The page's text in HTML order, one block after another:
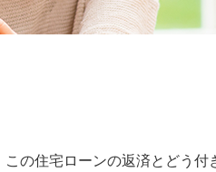
の住宅ローンの返済とどう付